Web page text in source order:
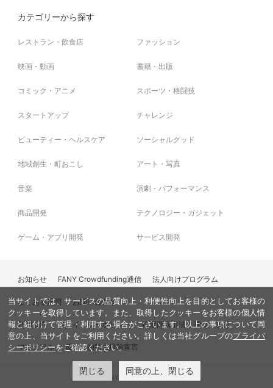
カテゴリーから探す
レストラン・飲食店 ファッション
映画・動画 書籍・出版
コミック・アニメ スポーツ・格闘技
スタートアップ チャレンジ
ビューティー・ヘルスケア ソーシャルグッド
地域創生・町おこし アート・写真
音楽 演劇・パフォーマンス
商品開発 テクノロジー・ガジェット
ゲーム・アプリ開発 サービス開発
お知らせ FANY Crowdfunding通信 法人向けプログラム
よくある質問 お問い合わせ
利用規約 プライバシーポリシー 特定商取引法に基づく表記
マニュアル 反社会的勢力排除宣言
© FANY, All Rights Reserved.
当サイトでは、サービスの品質向上・利便性向上を目的としてお客様の
クッキーを取得しています。また、取得したクッキーをお客様の個人情
報と紐付けて管理・利用する場合がございます。以上の事項について同
意の上、当サイトをご利用ください。詳しくは当社グループのプライバ
シーポリシーをご確認ください。
閉じる 同意の上、閉じる